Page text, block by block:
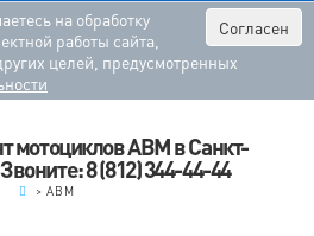
Согласен
на обработку
работы сайта,
целей, предусмотренных
мотоциклов ABM в Санкт-
8 (812) 344-44-44
>ABM